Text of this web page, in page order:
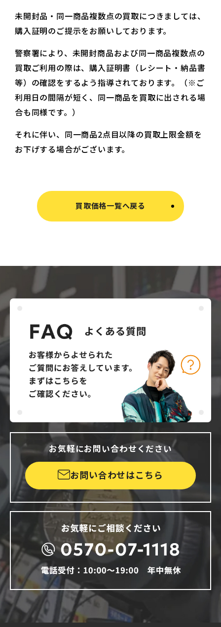
未開封品・同一商品複数点の買取につきましては、
購入証明のご提示をお願いしております。
警察署により、未開封商品および同一商品複数点の
買取ご利用の際は、購入証明書（レシート・納品書
等）の確認をするよう指導されております。（※ご
利用日の間隔が短く、同一商品を買取に出される場
合も同様です。）
それに伴い、同一商品2点目以降の買取上限金額を
お下げする場合がございます。
買取価格一覧へ戻る
お気軽にお問い合わせください
お問い合わせはこちら